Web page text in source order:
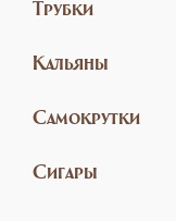
Трубки
Кальяны
Самокрутки
Сигары